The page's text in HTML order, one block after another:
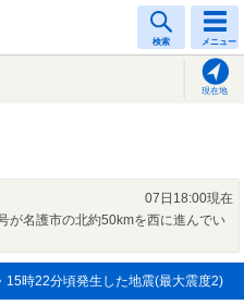
検索 メニュー
現在地
07日18:00現在
が名護市の北約50kmを西に進んでい
15時22分頃発生した地震(最大震度2)